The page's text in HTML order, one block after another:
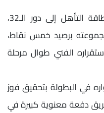
نجح منتخب اليابان في انتزاع بطاقة التأهل إلى دور الـ32،
برصيد خمس نقاط،
الفني طوال مرحلة
في البطولة بتحقيق فوز
دفعة معنوية كبيرة في